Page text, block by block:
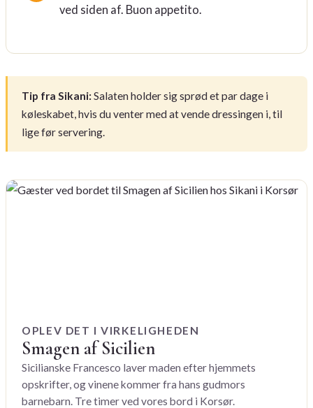
ved siden af. Buon appetito.
Tip fra Sikani: Salaten holder sig sprød et par dage i
køleskabet, hvis du venter med at vende dressingen i, til
lige før servering.
OPLEV DET I VIRKELIGHEDEN
Smagen af Sicilien
Sicilianske Francesco laver maden efter hjemmets
opskrifter, og vinene kommer fra hans gudmors
barnebarn. Tre timer ved vores bord i Korsør.